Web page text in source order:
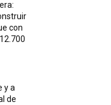
con
y a
de